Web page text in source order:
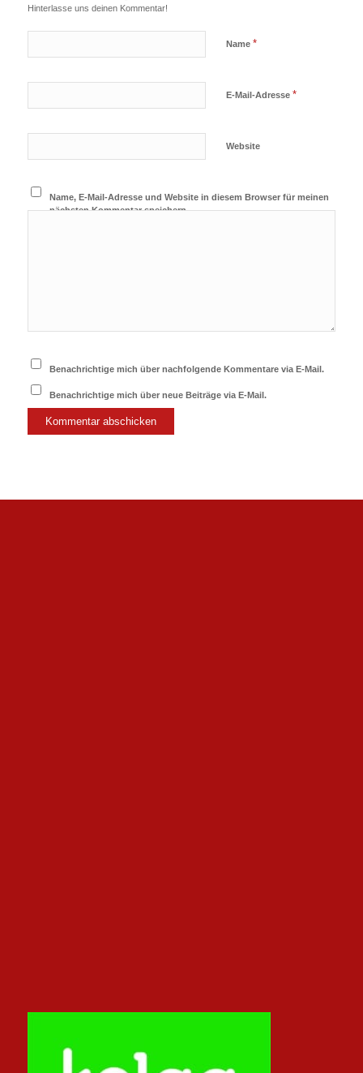
Hinterlasse uns deinen Kommentar!
Name *
E-Mail-Adresse *
Website
Name, E-Mail-Adresse und Website in diesem Browser für meinen
nächsten Kommentar speichern.
Benachrichtige mich über nachfolgende Kommentare via E-Mail.
Benachrichtige mich über neue Beiträge via E-Mail.